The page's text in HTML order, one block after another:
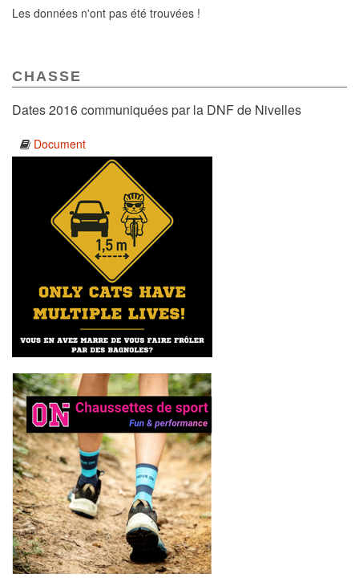
Les données n'ont pas été trouvées !
CHASSE
Dates 2016 communiquées par la DNF de Nivelles
Document